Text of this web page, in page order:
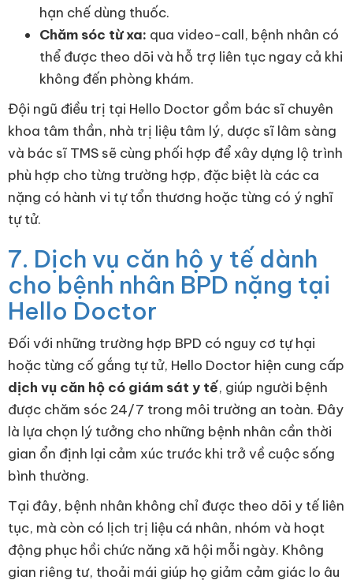
hạn chế dùng thuốc.
Chăm sóc từ xa: qua video-call, bệnh nhân có
thể được theo dõi và hỗ trợ liên tục ngay cả khi
không đến phòng khám.
Đội ngũ điều trị tại Hello Doctor gồm bác sĩ chuyên
khoa tâm thần, nhà trị liệu tâm lý, dược sĩ lâm sàng
và bác sĩ TMS sẽ cùng phối hợp để xây dựng lộ trình
phù hợp cho từng trường hợp, đặc biệt là các ca
nặng có hành vi tự tổn thương hoặc từng có ý nghĩ
tự tử.
7. Dịch vụ căn hộ y tế dành
cho bệnh nhân BPD nặng tại
Hello Doctor
Đối với những trường hợp BPD có nguy cơ tự hại
hoặc từng cố gắng tự tử, Hello Doctor hiện cung cấp
dịch vụ căn hộ có giám sát y tế, giúp người bệnh
được chăm sóc 24/7 trong môi trường an toàn. Đây
là lựa chọn lý tưởng cho những bệnh nhân cần thời
gian ổn định lại cảm xúc trước khi trở về cuộc sống
bình thường.
Tại đây, bệnh nhân không chỉ được theo dõi y tế liên
tục, mà còn có lịch trị liệu cá nhân, nhóm và hoạt
động phục hồi chức năng xã hội mỗi ngày. Không
gian riêng tư, thoải mái giúp họ giảm cảm giác lo âu